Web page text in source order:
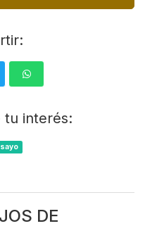
tu interés:
DE